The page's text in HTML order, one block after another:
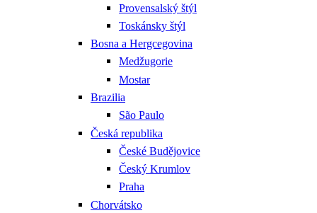
Provensalský štýl
Toskánsky štýl
Bosna a Hergcegovina
Medžugorie
Mostar
Brazilia
São Paulo
Česká republika
České Budějovice
Český Krumlov
Praha
Chorvátsko